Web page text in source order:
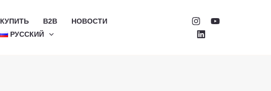
КУПИТЬ B2B
НОВОСТИ
РУССКИЙ